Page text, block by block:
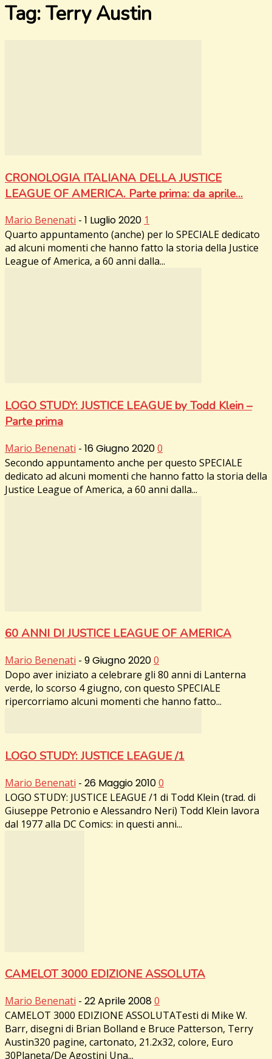
Tag: Terry Austin
CRONOLOGIA ITALIANA DELLA JUSTICE
LEAGUE OF AMERICA. Parte prima: da aprile...
Mario Benenati - 1 Luglio 2020 1
Quarto appuntamento (anche) per lo SPECIALE dedicato
ad alcuni momenti che hanno fatto la storia della Justice
League of America, a 60 anni dalla...
LOGO STUDY: JUSTICE LEAGUE by Todd Klein –
Parte prima
Mario Benenati - 16 Giugno 20200
Secondo appuntamento anche per questo SPECIALE
dedicato ad alcuni momenti che hanno fatto la storia della
Justice League of America, a 60 anni dalla...
60 ANNI DI JUSTICE LEAGUE OF AMERICA
Mario Benenati - 9 Giugno 20200
Dopo aver iniziato a celebrare gli 80 anni di Lanterna
verde, lo scorso 4 giugno, con questo SPECIALE
ripercorriamo alcuni momenti che hanno fatto...
LOGO STUDY: JUSTICE LEAGUE /1
Mario Benenati - 26 Maggio 20100
LOGO STUDY: JUSTICE LEAGUE /1 di Todd Klein (trad. di
Giuseppe Petronio e Alessandro Neri) Todd Klein lavora
dal 1977 alla DC Comics: in questi anni...
CAMELOT 3000 EDIZIONE ASSOLUTA
Mario Benenati - 22 Aprile 20080
CAMELOT 3000 EDIZIONE ASSOLUTATesti di Mike W.
Barr, disegni di Brian Bolland e Bruce Patterson, Terry
Austin320 pagine, cartonato, 21.2x32, colore, Euro
30Planeta/De Agostini Una...